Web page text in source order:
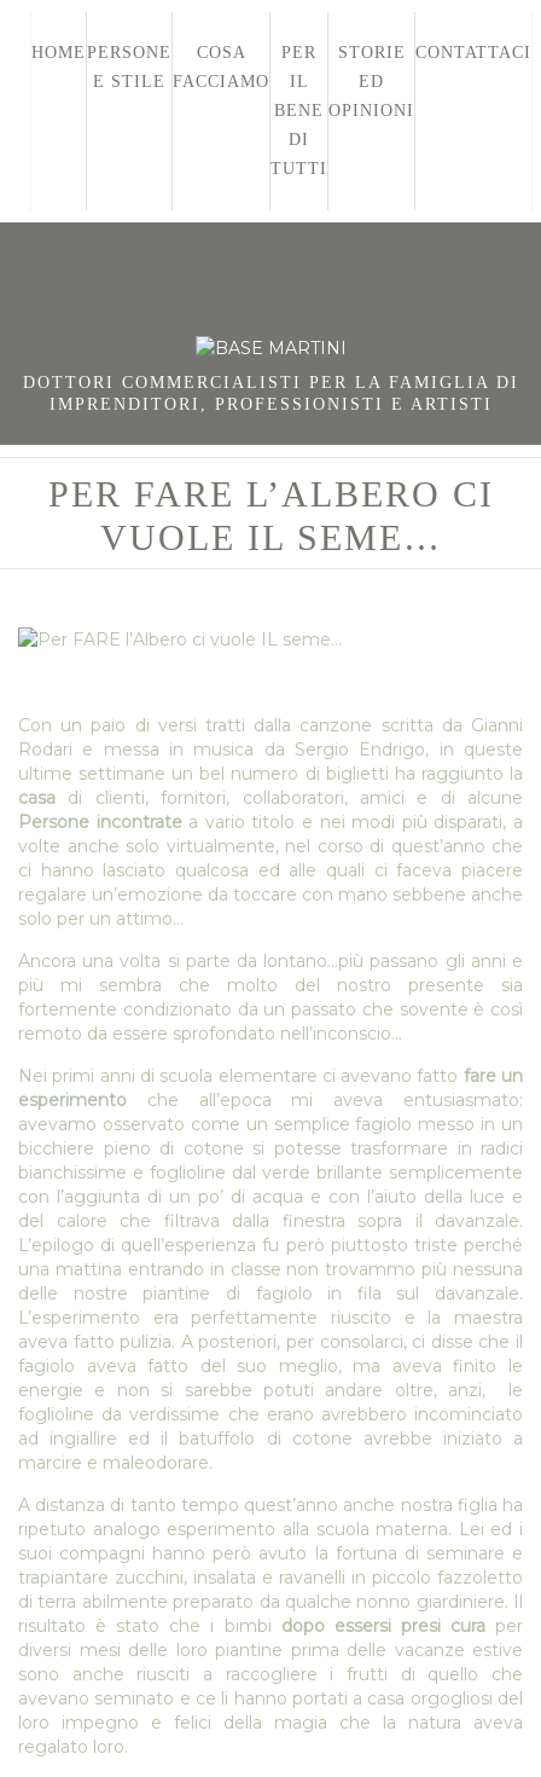
HOME PERSONE
E STILE
COSA
FACCIAMO
PER
IL
BENE
DI
TUTTI
STORIE
ED
OPINIONI
CONTATTACI
DOTTORI COMMERCIALISTI PER LA FAMIGLIA DI
IMPRENDITORI, PROFESSIONISTI E ARTISTI
PER FARE L’ALBERO CI
VUOLE IL SEME…
Con un paio di versi tratti dalla canzone scritta da Gianni
Rodari e messa in musica da Sergio Endrigo, in queste
ultime settimane un bel numero di biglietti ha raggiunto la
casa di clienti, fornitori, collaboratori, amici e di alcune
Persone incontratea vario titolo e nei modi più disparati, a
volte anche solo virtualmente, nel corso di quest’anno che
ci hanno lasciato qualcosa ed alle quali ci faceva piacere
regalare un’emozione da toccare con mano sebbene anche
solo per un attimo…
Ancora una volta si parte da lontano…più passano gli anni e
più mi sembra che molto del nostro presente sia
fortemente condizionato da un passato che sovente è così
remoto da essere sprofondato nell’inconscio…
Nei primi anni di scuola elementare ci avevano fatto fare un
esperimento che all’epoca mi aveva entusiasmato:
avevamo osservato come un semplice fagiolo messo in un
bicchiere pieno di cotone si potesse trasformare in radici
bianchissime e foglioline dal verde brillante semplicemente
con l’aggiunta di un po’ di acqua e con l’aiuto della luce e
del calore che filtrava dalla finestra sopra il davanzale.
L’epilogo di quell’esperienza fu però piuttosto triste perché
una mattina entrando in classe non trovammo più nessuna
delle nostre piantine di fagiolo in fila sul davanzale.
L’esperimento era perfettamente riuscito e la maestra
aveva fatto pulizia. A posteriori, per consolarci, ci disse che il
fagiolo aveva fatto del suo meglio, ma aveva finito le
energie e non si sarebbe potuti andare oltre, anzi, le
foglioline da verdissime che erano avrebbero incominciato
ad ingiallire ed il batuffolo di cotone avrebbe iniziato a
marcire e maleodorare.
A distanza di tanto tempo quest’anno anche nostra figlia ha
ripetuto analogo esperimento alla scuola materna. Lei ed i
suoi compagni hanno però avuto la fortuna di seminare e
trapiantare zucchini, insalata e ravanelli in piccolo fazzoletto
di terra abilmente preparato da qualche nonno giardiniere. Il
risultato è stato che i bimbi dopo essersi presi curaper
diversi mesi delle loro piantine prima delle vacanze estive
sono anche riusciti a raccogliere i frutti di quello che
avevano seminato e ce li hanno portati a casa orgogliosi del
loro impegno e felici della magia che la natura aveva
regalato loro.